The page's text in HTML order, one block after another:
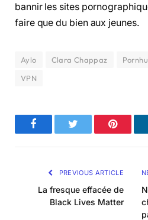
bannir les sites
faire que du bien aux jeunes.
Aylo Clara Chappaz
VPN
FacebookTwitter
PREVIOUS ARTICLE
La fresque effacée de
Black Lives Matter